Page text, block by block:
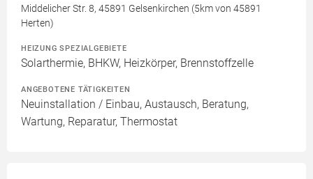
Middelicher Str. 8, 45891 Gelsenkirchen (5km von 45891
Herten)
HEIZUNG SPEZIALGEBIETE
Solarthermie, BHKW, Heizkörper, Brennstoffzelle
ANGEBOTENE TÄTIGKEITEN
Neuinstallation / Einbau, Austausch, Beratung,
Wartung, Reparatur, Thermostat